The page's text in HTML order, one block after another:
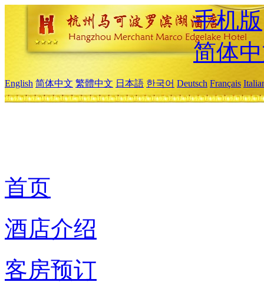
手机版
简体
English 简体中文 繁體中文 日本語 한국어 Deutsch Français
首页
酒店介绍
客房预订